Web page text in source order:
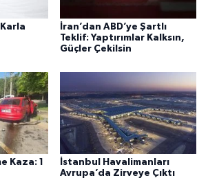
İran’dan ABD’ye Şartlı
Teklif: Yaptırımlar Kalksın,
Güçler Çekilsin
Kaza: 1
İstanbul Havalimanları
Avrupa’da Zirveye Çıktı